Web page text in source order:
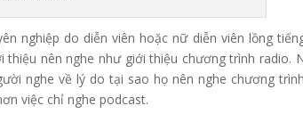
nghiệp do diễn viên hoặc nữ diễn viên lồng
nên nghe như giới thiệu chương trình radio.
nghe về lý do tại sao họ nên nghe chương
việc chỉ nghe podcast.